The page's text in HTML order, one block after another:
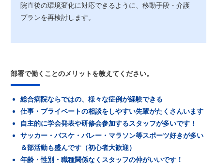
院直後の環境変化に対応できるように、移動手段・介護
プランを再検討します。
部署で働くことのメリットを教えてください。
総合病院ならではの、様々な症例が経験できる
仕事・プライベートの相談をしやすい先輩がたくさんいます
自主的に学会発表や研修会参加するスタッフが多いです！
サッカー・バスケ・バレー・マラソン等スポーツ好きが多い
＆部活動も盛んです（初心者大歓迎）
年齢・性別・職種関係なくスタッフの仲がいいです！